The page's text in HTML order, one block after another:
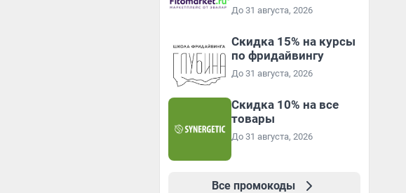
До 31 августа, 2026
Скидка 15% на курсы
по фридайвингу
До 31 августа, 2026
Скидка 10% на все
товары
До 31 августа, 2026
Все промокоды